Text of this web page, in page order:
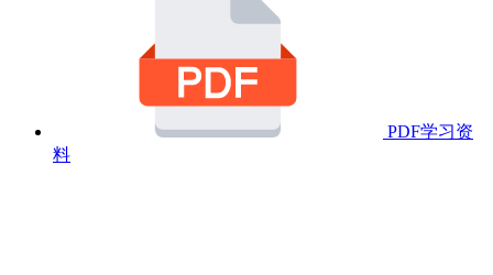
PDF学习资
料